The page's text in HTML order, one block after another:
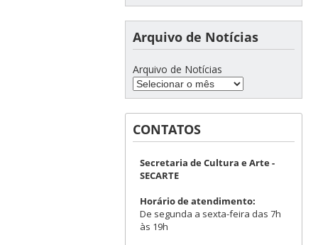
Arquivo de Notícias
Arquivo de Notícias
CONTATOS
Secretaria de Cultura e Arte -
SECARTE
Horário de atendimento:
De segunda a sexta-feira das 7h
às 19h